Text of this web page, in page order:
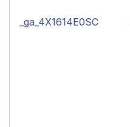
_ga_4X1614E0SC